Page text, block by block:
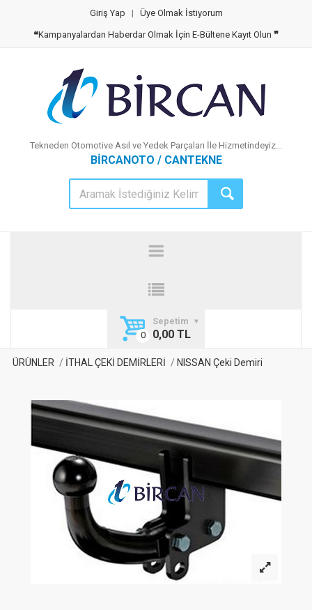
Giriş Yap | Üye Olmak İstiyorum
❝Kampanyalardan Haberdar Olmak İçin E-Bültene Kayıt Olun ❞
Tekneden Otomotive Asıl ve Yedek Parçaları İle Hizmetindeyiz...
BİRCANOTO / CANTEKNE
Sepetim
0,00 TL
ÜRÜNLER İTHAL ÇEKİ DEMİRLERİ NISSAN Çeki Demiri